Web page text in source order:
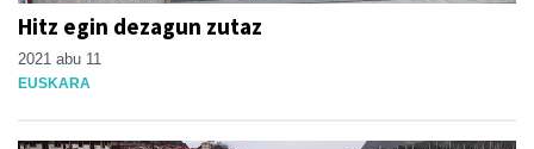
Hitz egin dezagun zutaz
2021 abu 11
EUSKARA